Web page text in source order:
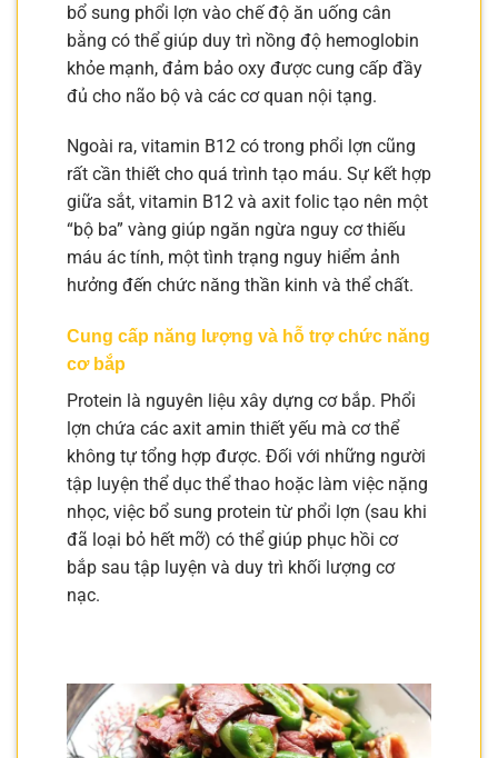
bổ sung phổi lợn vào chế độ ăn uống cân
bằng có thể giúp duy trì nồng độ hemoglobin
khỏe mạnh, đảm bảo oxy được cung cấp đầy
đủ cho não bộ và các cơ quan nội tạng.
Ngoài ra, vitamin B12 có trong phổi lợn cũng
rất cần thiết cho quá trình tạo máu. Sự kết hợp
giữa sắt, vitamin B12 và axit folic tạo nên một
“bộ ba” vàng giúp ngăn ngừa nguy cơ thiếu
máu ác tính, một tình trạng nguy hiểm ảnh
hưởng đến chức năng thần kinh và thể chất.
Cung cấp năng lượng và hỗ trợ chức năng
cơ bắp
Protein là nguyên liệu xây dựng cơ bắp. Phổi
lợn chứa các axit amin thiết yếu mà cơ thể
không tự tổng hợp được. Đối với những người
tập luyện thể dục thể thao hoặc làm việc nặng
nhọc, việc bổ sung protein từ phổi lợn (sau khi
đã loại bỏ hết mỡ) có thể giúp phục hồi cơ
bắp sau tập luyện và duy trì khối lượng cơ
nạc.